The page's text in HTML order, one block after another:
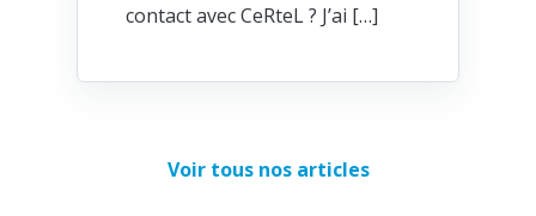
contact avec CeRteL ? J’ai […]
Voir tous nos articles